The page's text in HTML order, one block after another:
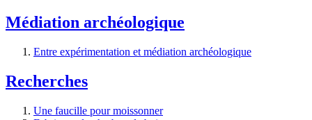
Médiation archéologique
Entre expérimentation et médiation archéologique
Recherches
Une faucille pour moissonner